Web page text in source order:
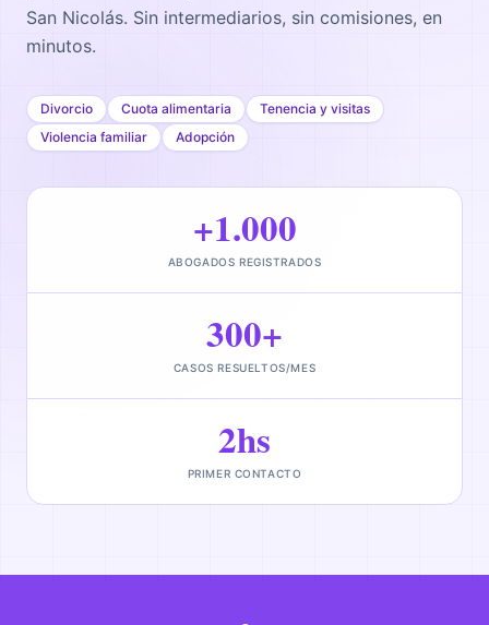
San Nicolás. Sin intermediarios, sin comisiones, en
minutos.
Divorcio Cuota alimentaria
Tenencia y visitas
Violencia familiar
Adopción
+1.000
ABOGADOS REGISTRADOS
300+
CASOS RESUELTOS/MES
2hs
PRIMER CONTACTO